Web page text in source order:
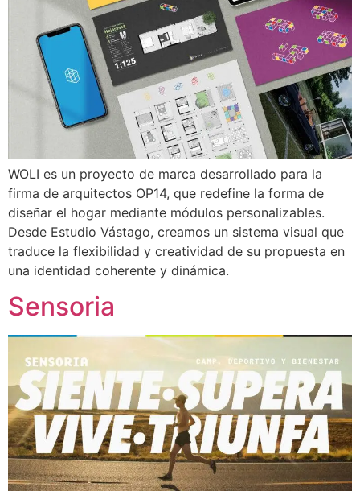
WOLI es un proyecto de marca desarrollado para la
firma de arquitectos OP14, que redefine la forma de
diseñar el hogar mediante módulos personalizables.
Desde Estudio Vástago, creamos un sistema visual que
traduce la flexibilidad y creatividad de su propuesta en
una identidad coherente y dinámica.
Sensoria